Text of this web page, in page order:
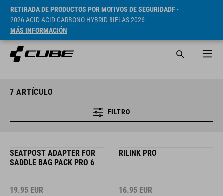
RETIRADA DE PRODUCTOS POR MOTIVOS DE SEGURIDADF-
2026 ACID ACID CARBONO HYBRID BIELAS 2026
MÁS INFORMACIÓN
7 ARTÍCULO
FILTRO
SEATPOST ADAPTER FOR
SADDLE BAG PACK PRO 6
19.95 EUR
RILINK PRO
16.95 EUR